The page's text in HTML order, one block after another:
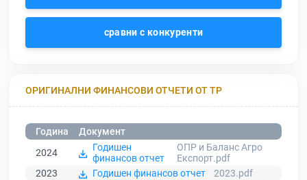
сравни с конкуренти
ОРИГИНАЛНИ ФИНАНСОВИ ОТЧЕТИ ОТ ТР
Година
Документ
2024
Годишен
финансов отчет
ОПР и Баланс Агро
Експорт.pdf
2023
Годишен финансов отчет
2023.pdf